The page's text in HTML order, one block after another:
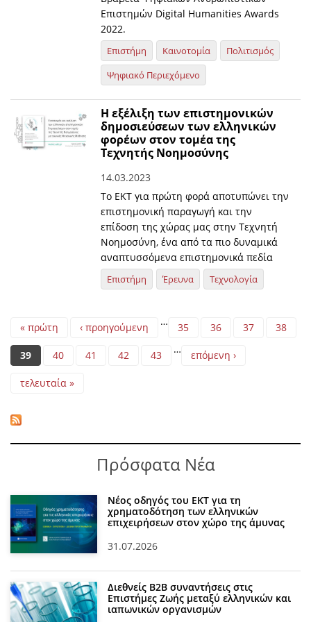
Επιστημών Digital Humanities Awards
2022.
Επιστήμη Καινοτομία
Πολιτισμός
Ψηφιακό Περιεχόμενο
Η εξέλιξη των επιστημονικών
δημοσιεύσεων των ελληνικών
φορέων στον τομέα της
Τεχνητής Νοημοσύνης
14.03.2023
Το ΕΚΤ για πρώτη φορά αποτυπώνει την
επιστημονική παραγωγή και την
επίδοση της χώρας μας στην Τεχνητή
Νοημοσύνη, ένα από τα πιο δυναμικά
αναπτυσσόμενα επιστημονικά πεδία
Επιστήμη Έρευνα Τεχνολογία
Pages
« πρώτη ‹ προηγούμενη … 35 36 37 38
39 40 41 42 43 … επόμενη ›
τελευταία »
Πρόσφατα Νέα
Νέος οδηγός του ΕΚΤ για τη
χρηματοδότηση των ελληνικών
επιχειρήσεων στον χώρο της άμυνας
31.07.2026
Διεθνείς Β2Β συναντήσεις στις
Επιστήμες Ζωής μεταξύ ελληνικών και
ιαπωνικών οργανισμών